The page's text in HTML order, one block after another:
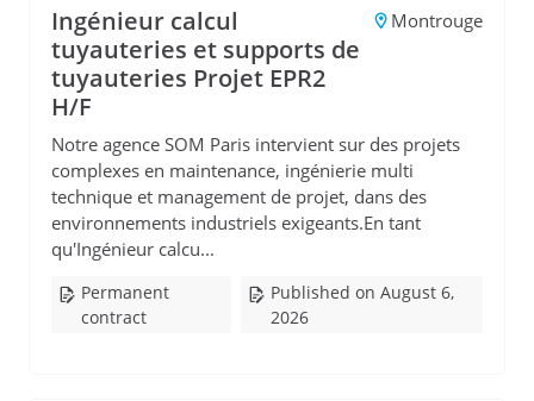
Ingénieur calcul
tuyauteries et supports de
tuyauteries Projet EPR2
H/F
Montrouge
Notre agence SOM Paris intervient sur des projets
complexes en maintenance, ingénierie multi
technique et management de projet, dans des
environnements industriels exigeants.En tant
qu'Ingénieur calcu...
Permanent
contract
Published on August 6,
2026